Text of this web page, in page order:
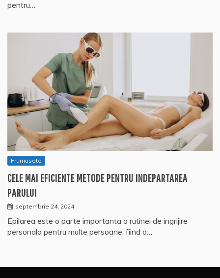
pentru…
Frumusete
CELE MAI EFICIENTE METODE PENTRU INDEPARTAREA
PARULUI
septembrie 24, 2024
Epilarea este o parte importanta a rutinei de ingrijire
personala pentru multe persoane, fiind o…